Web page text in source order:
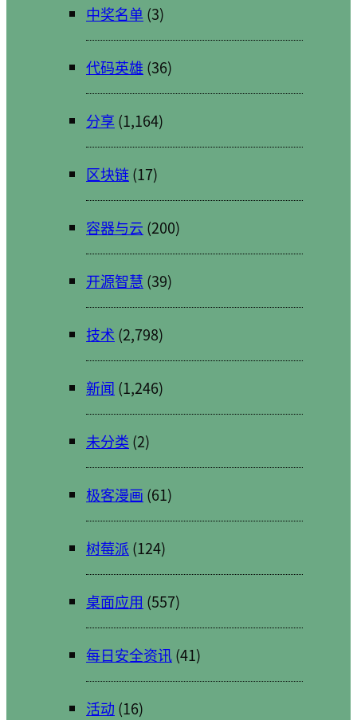
中奖名单 (3)
代码英雄 (36)
分享 (1,164)
区块链(17)
容器与云 (200)
开源智慧 (39)
技术 (2,798)
新闻 (1,246)
未分类 (2)
极客漫画 (61)
树莓派 (124)
桌面应用 (557)
每日安全资讯(41)
活动 (16)